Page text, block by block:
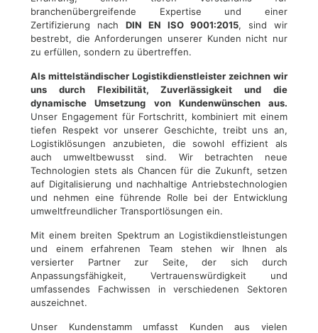
branchenübergreifende Expertise und einer
Zertifizierung nach DIN EN ISO 9001:2015, sind wir
bestrebt, die Anforderungen unserer Kunden nicht nur
zu erfüllen, sondern zu übertreffen.
Als mittelständischer Logistikdienstleister zeichnen wir
uns durch Flexibilität, Zuverlässigkeit und die
dynamische Umsetzung von Kundenwünschen aus.
Unser Engagement für Fortschritt, kombiniert mit einem
tiefen Respekt vor unserer Geschichte, treibt uns an,
Logistiklösungen anzubieten, die sowohl effizient als
auch umweltbewusst sind. Wir betrachten neue
Technologien stets als Chancen für die Zukunft, setzen
auf Digitalisierung und nachhaltige Antriebstechnologien
und nehmen eine führende Rolle bei der Entwicklung
umweltfreundlicher Transportlösungen ein.
Mit einem breiten Spektrum an Logistikdienstleistungen
und einem erfahrenen Team stehen wir Ihnen als
versierter Partner zur Seite, der sich durch
Anpassungsfähigkeit, Vertrauenswürdigkeit und
umfassendes Fachwissen in verschiedenen Sektoren
auszeichnet.
Unser Kundenstamm umfasst Kunden aus vielen